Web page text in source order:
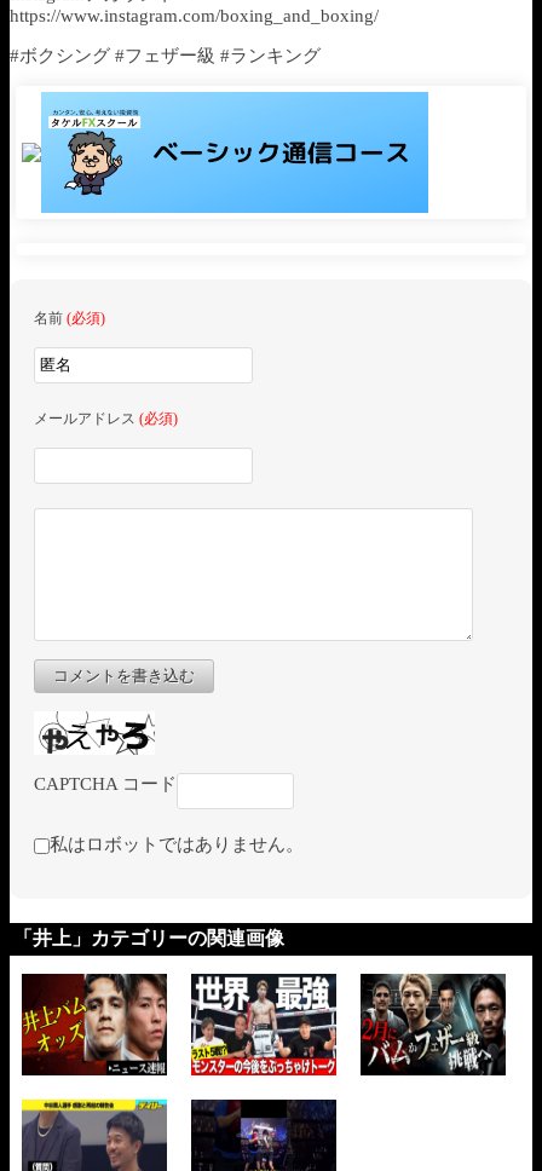
https://www.instagram.com/boxing_and_boxing/
#ボクシング #フェザー級 #ランキング
名前 (必須)
メールアドレス (必須)
コメントを書き込む
CAPTCHA コード
私はロボットではありません。
「井上」カテゴリーの関連画像